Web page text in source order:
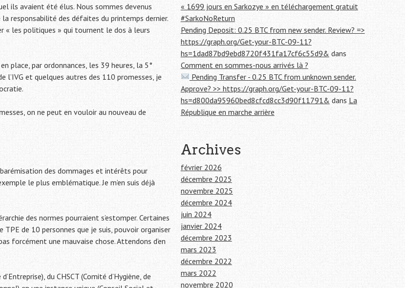
ils avaient été élus. Nous sommes devenus
responsabilité des défaites du printemps dernier.
« les politiques » qui tournent le dos à leurs
place, par ordonnances, les 39 heures, la 5°
l’IVG et quelques autres des 110 promesses, je
on ne peut en vouloir au nouveau de
des dommages et intérêts pour
le plus emblématique. Je m’en suis déjà
des normes pourraient s’estomper. Certaines
de 10 personnes que je suis, pouvoir organiser
forcément une mauvaise chose. Attendons d’en
du CHSCT (Comité d’Hygiène, de
« 1699 jours en Sarkozye » en téléchargement gratuit
#SarkoNoReturn
Pending Deposit: 0.25 BTC from new sender. Review? =>
https://graph.org/Get-your-BTC-09-11?
hs=1dad87bd9ebd8720f431fa17cf6c55d9& dans
Comment en sommes-nous arrivés là ?
Pending Transfer - 0.25 BTC from unknown sender.
Approve? >> https://graph.org/Get-your-BTC-09-11?
hs=d800da95960bed8cfcd8cc3d90f11791& dans La
République en marche arrière
Archives
février 2026
décembre 2025
novembre 2025
décembre 2024
juin 2024
janvier 2024
décembre 2023
mars 2023
décembre 2022
mars 2022
novembre 2020